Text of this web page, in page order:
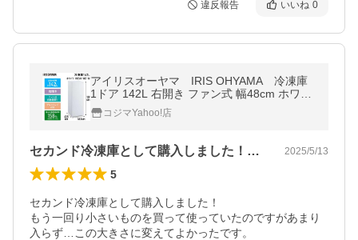
違反報告 いいね 0
アイリスオーヤマ IRIS OHYAMA 冷凍庫
1ドア 142L 右開き ファン式 幅48cm ホワイ
ト KUSN-14B-W ホワイト（標準設置無
料）コジマYahoo!店
セカンド冷凍庫として購入しました！もう… 2025/5/13
5
セカンド冷凍庫として購入しました！
もう一回り小さいものを買って使っていたのですがあまり
入らず…この大きさに変えてよかったです。